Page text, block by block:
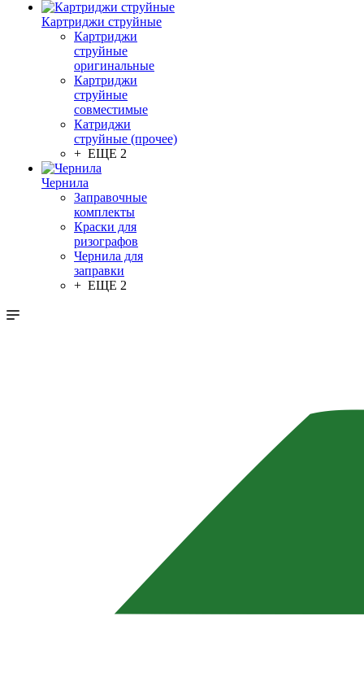
Картриджи струйные
Картриджи
струйные
оригинальные
Картриджи
струйные
совместимые
Катриджи
струйные (прочее)
+ ЕЩЕ 2
Чернила
Заправочные
комплекты
Краски для
ризографов
Чернила для
заправки
+ ЕЩЕ 2